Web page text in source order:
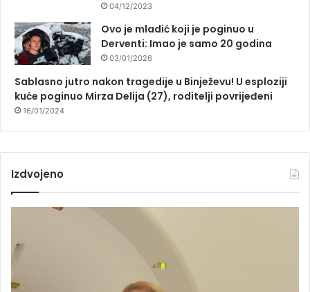
04/12/2023
Ovo je mladić koji je poginuo u
Derventi: Imao je samo 20 godina
03/01/2026
Sablasno jutro nakon tragedije u Binježevu! U esploziji
kuće poginuo Mirza Delija (27), roditelji povrijeđeni
16/01/2024
Izdvojeno